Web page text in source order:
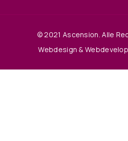
© 2021 Ascension. Alle
Webdesign &